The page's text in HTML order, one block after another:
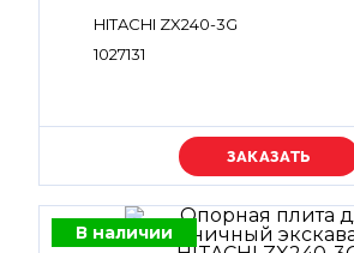
HITACHI ZX240-3G
1027131
Уточняйте цену
В наличии